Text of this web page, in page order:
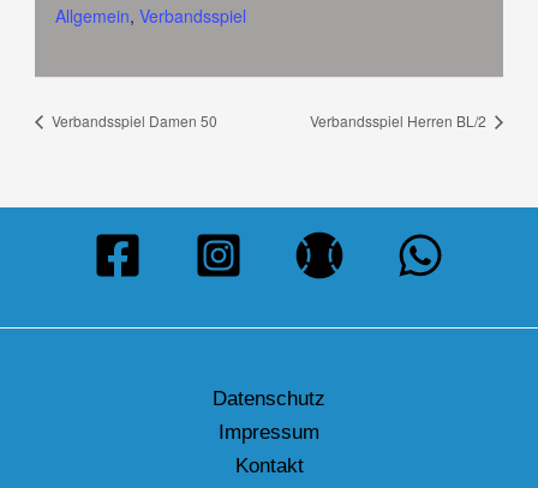
Allgemein,Verbandsspiel
Verbandsspiel Damen 50 Verbandsspiel Herren BL/2
Datenschutz
Impressum
Kontakt